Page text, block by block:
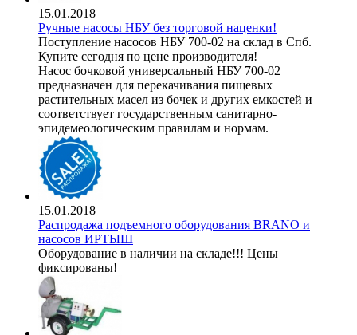
15.01.2018
Ручные насосы НБУ без торговой наценки!
Поступление насосов НБУ 700-02 на склад в Спб.
Купите сегодня по цене производителя!
Насос бочковой универсальный НБУ 700-02
предназначен для перекачивания пищевых
растительных масел из бочек и других емкостей и
соответствует государственным санитарно-
эпидемеологическим правилам и нормам.
15.01.2018
Распродажа подъемного оборудования BRANO и
насосов ИРТЫШ
Оборудование в наличии на складе!!! Цены
фиксированы!